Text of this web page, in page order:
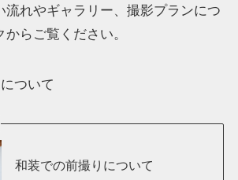
流れやギャラリー、撮影プランにつ
らご覧ください。
ついて
和装での前撮りについて